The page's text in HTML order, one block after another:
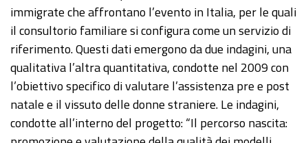
immigrate che affrontano l’evento in Italia, per le quali
il consultorio familiare si configura come un servizio di
riferimento. Questi dati emergono da due indagini, una
qualitativa l’altra quantitativa, condotte nel 2009 con
l’obiettivo specifico di valutare l’assistenza pre e post
natale e il vissuto delle donne straniere. Le indagini,
condotte all’interno del progetto: “Il percorso nascita: